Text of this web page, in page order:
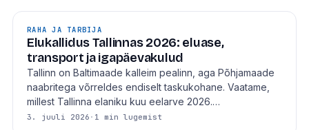
RAHA JA TARBIJA
Elukallidus Tallinnas 2026: eluase,
transport ja igapäevakulud
Tallinn on Baltimaade kalleim pealinn, aga Põhjamaade
naabritega võrreldes endiselt taskukohane. Vaatame,
millest Tallinna elaniku kuu eelarve 2026.…
3. juuli 2026 · 1 min lugemist